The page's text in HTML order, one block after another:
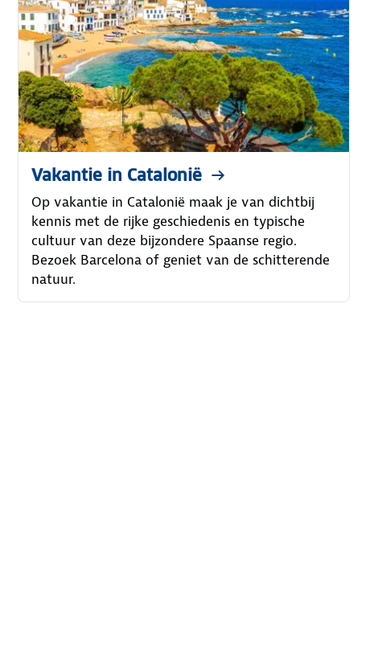
Vakantie in Catalonië
Op vakantie in Catalonië maak je van dichtbij
kennis met de rijke geschiedenis en typische
cultuur van deze bijzondere Spaanse regio.
Bezoek Barcelona of geniet van de schitterende
natuur.